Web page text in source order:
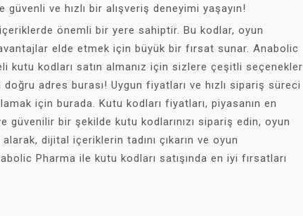
ve hızlı bir alışveriş deneyimi yaşayın!
önemli bir yere sahiptir. Bu kodlar, oyun
elde etmek için büyük bir fırsat sunar. Anabolic
kutu kodları satın almanız için sizlere çeşitli seçenekler
adres burası! Uygun fiyatları ve hızlı sipariş süreci
için burada. Kutu kodları fiyatları, piyasanın en
güvenilir bir şekilde kutu kodlarınızı sipariş edin, oyun
dijital içeriklerin tadını çıkarın ve oyun
Pharma ile kutu kodları satışında en iyi fırsatları